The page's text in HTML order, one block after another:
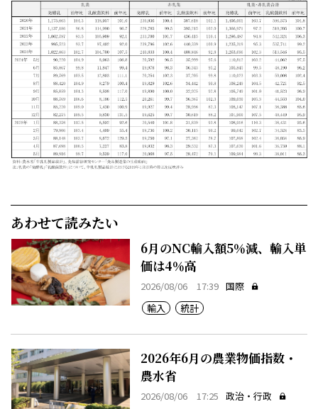
あわせて読みたい
6月のNC輸入額5％減、輸入単
価は4％高
2026/08/06 17:39 国際
輸入
統計
2026年6月の農業物価指数・
農水省
2026/08/06 17:25 政治・行政